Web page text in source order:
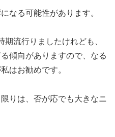
なる可能性があります。
期流行りましたけれども、
傾向がありますので、なる
はお勧めです。
りは、否が応でも大きなニ